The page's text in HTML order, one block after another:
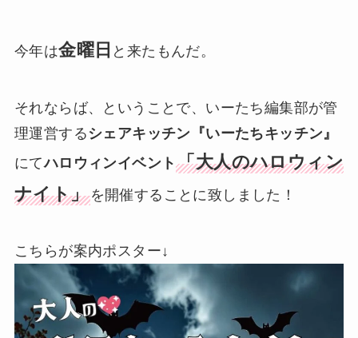
今年は金曜日 と来たもんだ。
それならば、ということで、いーたち編集部が管
理運営する シェアキッチン『いーたちキッチン』
にてハロウィンイベント「大人のハロウィン
ナイト」を開催することに致しました！
こちらが案内ポスター↓